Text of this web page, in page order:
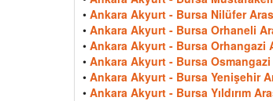
• Ankara Akyurt - Bursa Nilüfer
• Ankara Akyurt - Bursa Orhaneli
• Ankara Akyurt - Bursa Orhangazi
• Ankara Akyurt - Bursa Osmangazi
• Ankara Akyurt - Bursa Yenişehir
• Ankara Akyurt - Bursa Yıldırım